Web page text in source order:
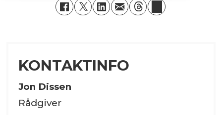
KONTAKTINFO
Jon Dissen
Rådgiver